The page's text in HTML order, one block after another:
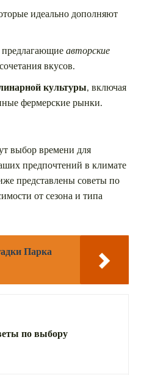
идеально дополняют
авторские
вкусов.
культуры, включая
фермерские рынки.
выбор времени для
предпочтений в климате
представлены советы по
от сезона и типа
Парка
по выбору